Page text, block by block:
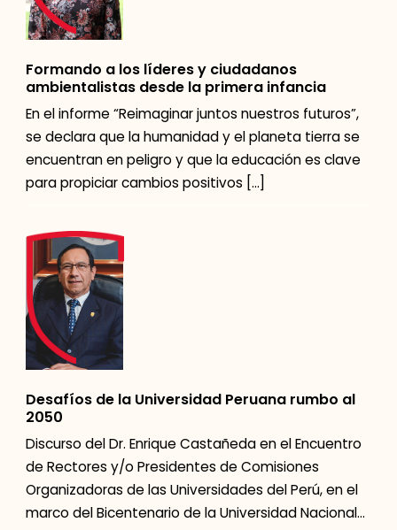
Formando a los líderes y ciudadanos
ambientalistas desde la primera infancia
En el informe “Reimaginar juntos nuestros futuros”,
se declara que la humanidad y el planeta tierra se
encuentran en peligro y que la educación es clave
para propiciar cambios positivos […]
Desafíos de la Universidad Peruana rumbo al
2050
Discurso del Dr. Enrique Castañeda en el Encuentro
de Rectores y/o Presidentes de Comisiones
Organizadoras de las Universidades del Perú, en el
marco del Bicentenario de la Universidad Nacional